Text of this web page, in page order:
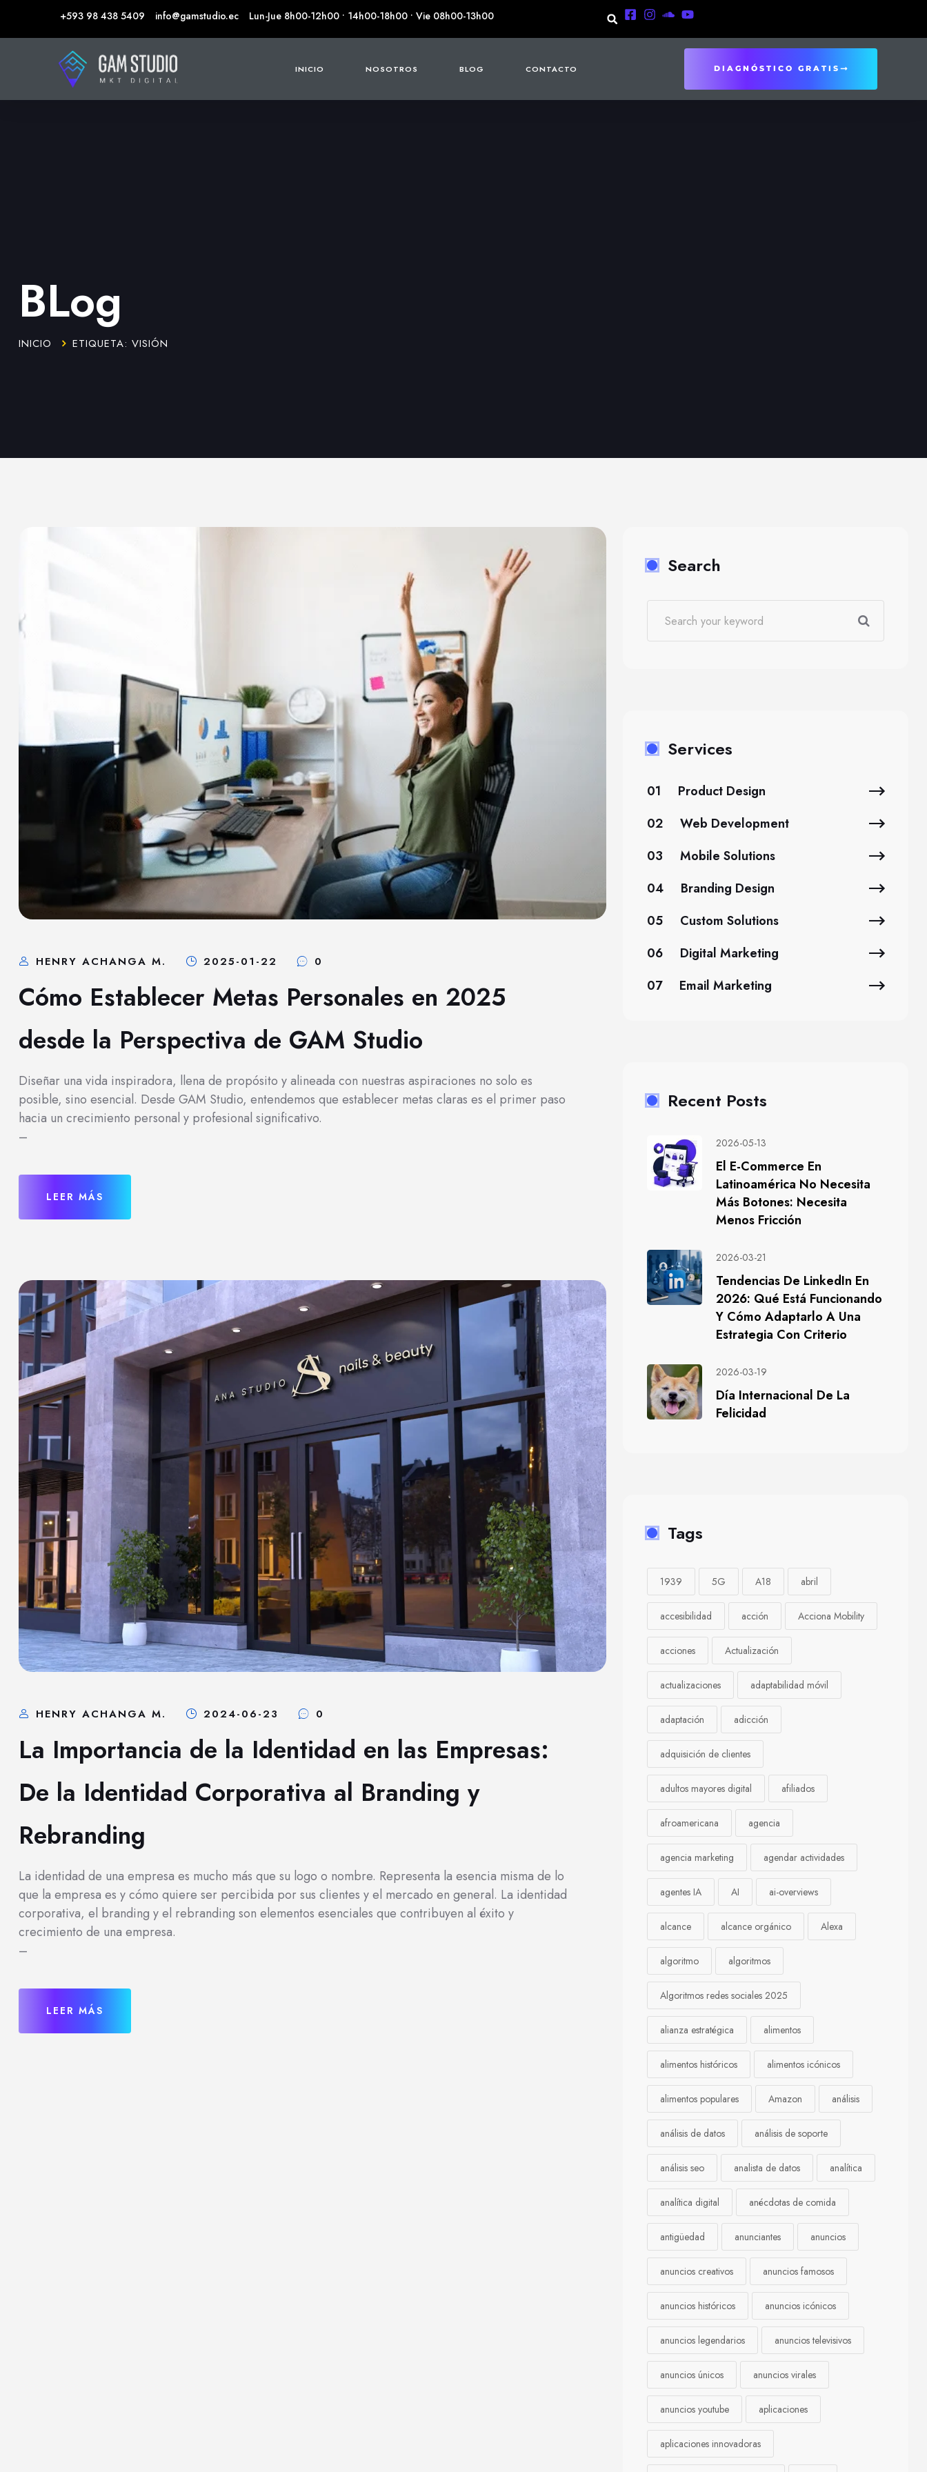
+593 98 438 5409 info@gamstudio.ec Lun-Jue 8h00-12h00 • 14h00-18h00 • Vie 08h00-13h00
INICIO NOSOTROS BLOG CONTACTO DIAGNÓSTICO GRATIS
BLog
INICIO ETIQUETA: VISIÓN
HENRY ACHANGA M. 2025-01-22 0
Cómo Establecer Metas Personales en 2025
desde la Perspectiva de GAM Studio
Diseñar una vida inspiradora, llena de propósito y alineada con nuestras aspiraciones no solo es
posible, sino esencial. Desde GAM Studio, entendemos que establecer metas claras es el primer paso
hacia un crecimiento personal y profesional significativo.
–
LEER MÁS
HENRY ACHANGA M. 2024-06-23 0
La Importancia de la Identidad en las Empresas:
De la Identidad Corporativa al Branding y
Rebranding
La identidad de una empresa es mucho más que su logo o nombre. Representa la esencia misma de lo
que la empresa es y cómo quiere ser percibida por sus clientes y el mercado en general. La identidad
corporativa, el branding y el rebranding son elementos esenciales que contribuyen al éxito y
crecimiento de una empresa.
–
LEER MÁS
Search
Services
01
Product Design
02
Web Development
03
Mobile Solutions
04
Branding Design
05
Custom Solutions
06
Digital Marketing
07
Email Marketing
Recent Posts
2026-05-13
El E-Commerce En
Latinoamérica No Necesita
Más Botones: Necesita
Menos Fricción
2026-03-21
Tendencias De LinkedIn En
2026: Qué Está Funcionando
Y Cómo Adaptarlo A Una
Estrategia Con Criterio
2026-03-19
Día Internacional De La
Felicidad
Tags
1939 5G A18 abril
accesibilidad acción Acciona Mobility
acciones Actualización
actualizaciones adaptabilidad móvil
adaptación adicción
adquisición de clientes
adultos mayores digital afiliados
afroamericana agencia
agencia marketing agendar actividades
agentes IA AI ai-overviews
alcance alcance orgánico Alexa
algoritmo algoritmos
Algoritmos redes sociales 2025
alianza estratégica alimentos
alimentos históricos alimentos icónicos
alimentos populares Amazon análisis
análisis de datos análisis de soporte
análisis seo analista de datos analítica
analítica digital anécdotas de comida
antigüedad anunciantes anuncios
anuncios creativos anuncios famosos
anuncios históricos anuncios icónicos
anuncios legendarios anuncios televisivos
anuncios únicos anuncios virales
anuncios youtube aplicaciones
aplicaciones innovadoras